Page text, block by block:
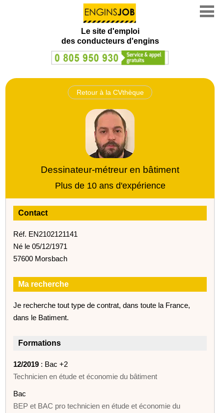
Le site d'emploi
des conducteurs d'engins
Retour à la CVthèque
Dessinateur-métreur en bâtiment
Plus de 10 ans d'expérience
Contact
Réf. EN2102121141
Né le 05/12/1971
57600 Morsbach
Ma recherche
Je recherche tout type de contrat, dans toute la France,
dans le Batiment.
Formations
12/2019 : Bac +2
Technicien en étude et économie du bâtiment
Bac
BEP et BAC pro technicien en étude et économie du